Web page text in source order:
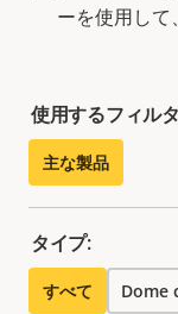
ーを使用して
使用するフィル
主な製品
タイプ:
すべて Dome